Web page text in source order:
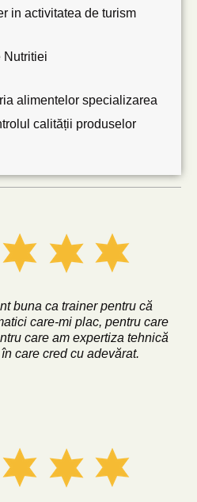
in activitatea de turism
Nutritiei
alimentelor specializarea
calității produselor
buna ca trainer pentru că
care-mi plac, pentru care
care am expertiza tehnică
care cred cu adevărat.